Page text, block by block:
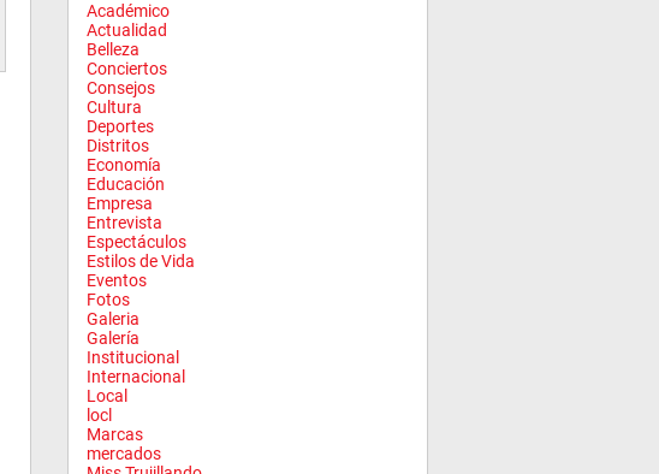
Académico
Actualidad
Belleza
Conciertos
Consejos
Cultura
Deportes
Distritos
Economía
Educación
Empresa
Entrevista
Espectáculos
Estilos de Vida
Eventos
Fotos
Galeria
Galería
Institucional
Internacional
Local
locl
Marcas
mercados